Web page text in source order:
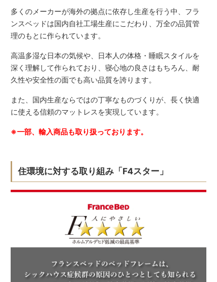
多くのメーカーが海外の拠点に依存し生産を行う中、フラ
ンスベッドは国内自社工場生産にこだわり、万全の品質管
理のもとに作られています。
高温多湿な日本の気候や、日本人の体格・睡眠スタイルを
深く理解して作られており、寝心地の良さはもちろん、耐
久性や安全性の面でも高い品質を誇ります。
また、国内生産ならではの丁寧なものづくりが、長く快適
に使える信頼のマットレスを実現しています。
※一部、輸入商品も取り扱っております。
住環境に対する取り組み「F4スター」